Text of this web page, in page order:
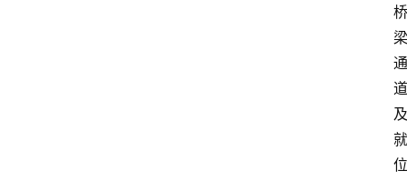
桥
梁
通
道
及
就
位